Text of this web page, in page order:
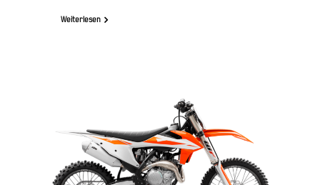
Weiterlesen
KTM 450 SX-F 2019